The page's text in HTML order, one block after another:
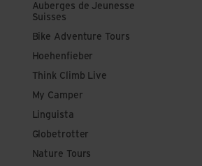
Auberges de Jeunesse
Suisses
Bike Adventure Tours
Hoehenfieber
Think Climb Live
My Camper
Linguista
Globetrotter
Nature Tours